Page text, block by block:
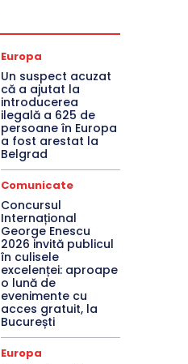
Europa
Un suspect acuzat
că a ajutat la
introducerea
ilegală a 625 de
persoane în Europa
a fost arestat la
Belgrad
Comunicate
Concursul
Internațional
George Enescu
2026 invită publicul
în culisele
excelenței: aproape
o lună de
evenimente cu
acces gratuit, la
București
Europa